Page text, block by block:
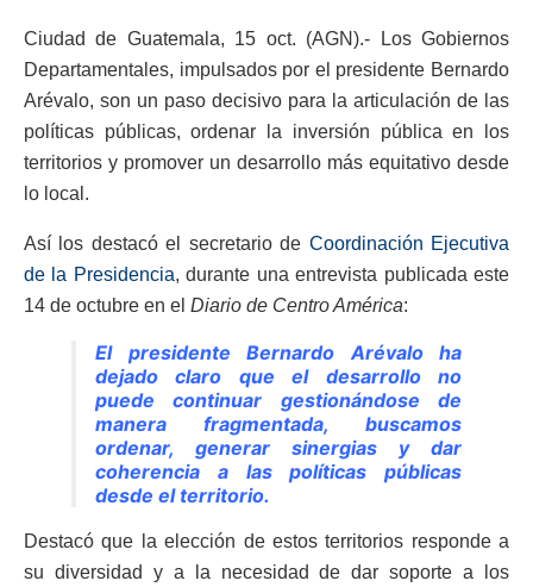
Ciudad de Guatemala, 15 oct. (AGN).- Los Gobiernos
Departamentales, impulsados por el presidente Bernardo
Arévalo, son un paso decisivo para la articulación de las
políticas públicas, ordenar la inversión pública en los
territorios y promover un desarrollo más equitativo desde
lo local.
Así los destacó el secretario de Coordinación Ejecutiva
de la Presidencia, durante una entrevista publicada este
14 de octubre en el Diario de Centro América:
El presidente Bernardo Arévalo ha
dejado claro que el desarrollo no
puede continuar gestionándose de
manera fragmentada, buscamos
ordenar, generar sinergias y dar
coherencia a las políticas públicas
desde el territorio.
Destacó que la elección de estos territorios responde a
su diversidad y a la necesidad de dar soporte a los